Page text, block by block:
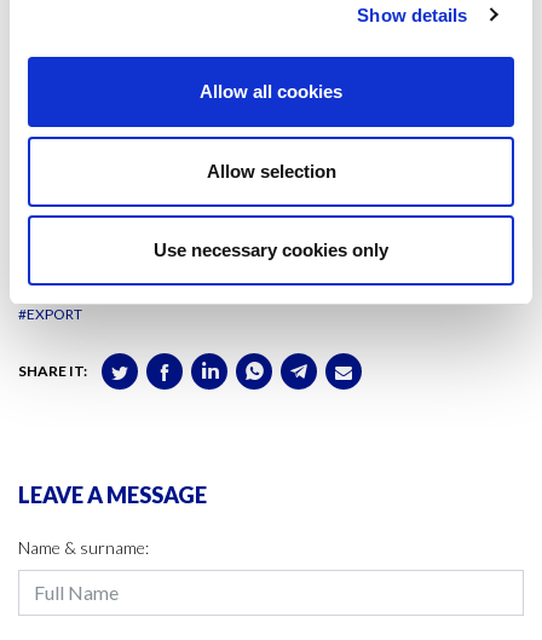
Show details
Allow all cookies
Allow selection
Use necessary cookies only
PELAYO CORELLA
Lecturer at Bachelor’s Degree in International
Codirector of Master’s in International Retail
Management (MRMI)
#EXPORT
SHARE IT:
LEAVE A MESSAGE
Name & surname: